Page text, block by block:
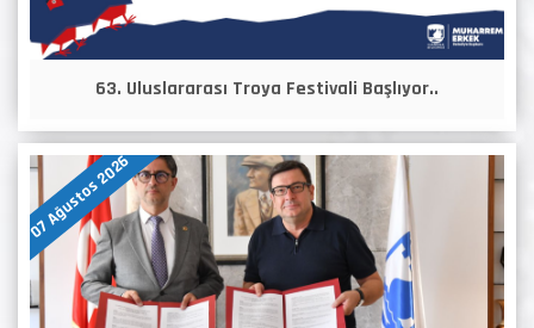
63. Uluslararası Troya Festivali Başlıyor..
07 Ağustos 2026